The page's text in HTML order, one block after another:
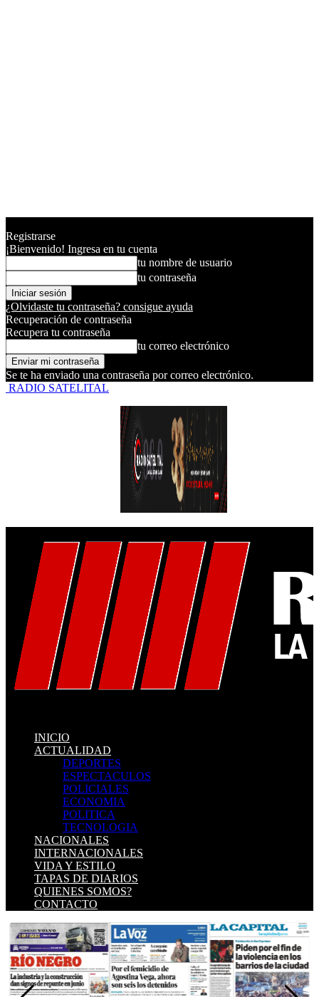
Registrarse
¡Bienvenido! Ingresa en tu cuenta
tu nombre de usuario
tu contraseña
¿Olvidaste tu contraseña? consigue ayuda
Recuperación de contraseña
Recupera tu contraseña
tu correo electrónico
Se te ha enviado una contraseña por correo electrónico.
RADIO SATELITAL
INICIO
ACTUALIDAD
DEPORTES
ESPECTACULOS
POLICIALES
ECONOMIA
POLITICA
TECNOLOGIA
NACIONALES
INTERNACIONALES
VIDA Y ESTILO
TAPAS DE DIARIOS
QUIENES SOMOS?
CONTACTO